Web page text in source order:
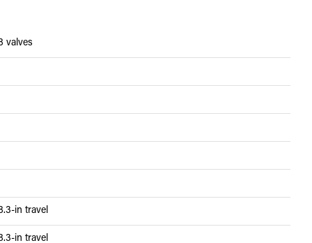
valves
in travel
in travel